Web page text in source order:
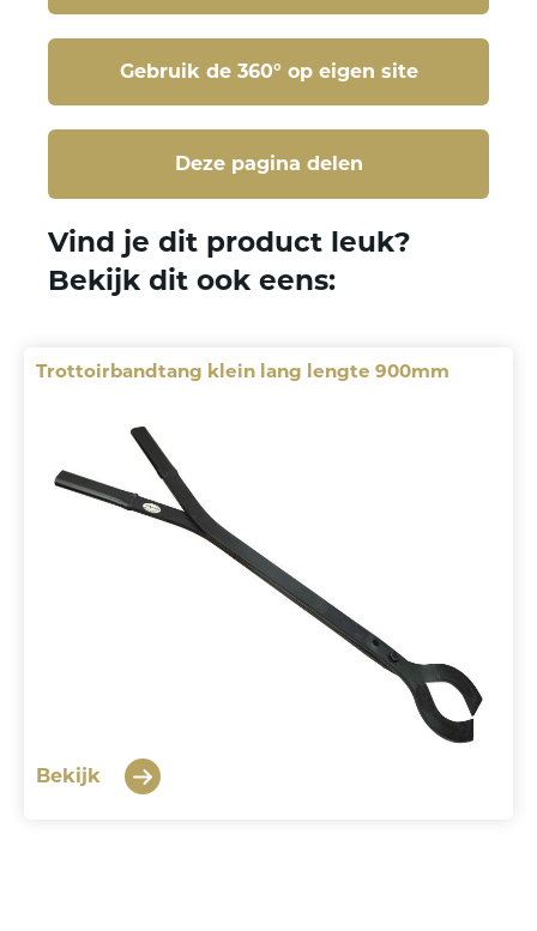
Gebruik de 360° op eigen site
Deze pagina delen
Deze pagina delen
Vind je dit product leuk?
Bekijk dit ook eens:
Trottoirbandtang klein lang lengte 900mm
Bekijk